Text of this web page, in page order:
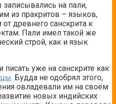
на пали,
из пракритов – языков,
древнего санскрита к
Пали имел такой же
строй, как и язык
писать уже на санскрите как
. Будда не одобрял этого,
овладевали им на своём
новых индийских